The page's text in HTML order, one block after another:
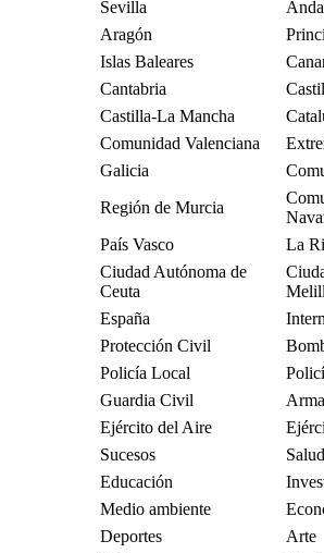
Sevilla
Aragón
Islas Baleares
Cantabria
Castilla-La Mancha
Comunidad Valenciana
Galicia
Región de Murcia
País Vasco
La
Ciudad Autónoma de
Ceuta
España
Protección Civil
Policía Local
Guardia Civil
Ejército del Aire
Sucesos
Salud
Educación
Medio ambiente
Deportes
Arte